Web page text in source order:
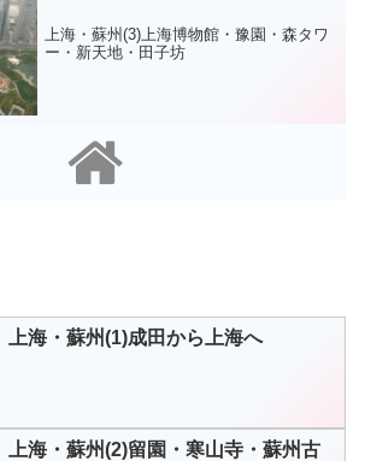
上海・蘇州(3)上海博物館・豫園・森タワ
ー・新天地・田子坊
上海・蘇州(1)成田から上海へ
上海・蘇州(2)留園・寒山寺・蘇州古